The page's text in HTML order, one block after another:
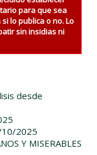
para que sea
lo publica o no. Lo
sin insidias ni
desde
2025
Y MISERABLES